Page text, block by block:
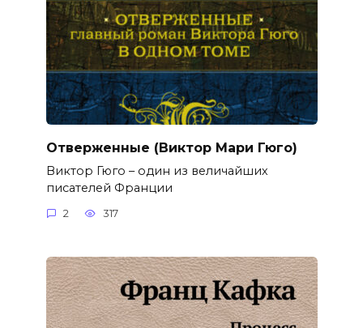
Отверженные (Виктор Мари Гюго)
Виктор Гюго – один из величайших
писателей Франции
2 317